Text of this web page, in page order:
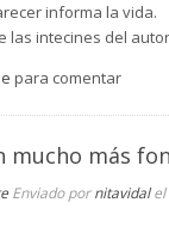
informa la vida.
las intecines del
para comentar
mucho más
Enviado pornitavidalel